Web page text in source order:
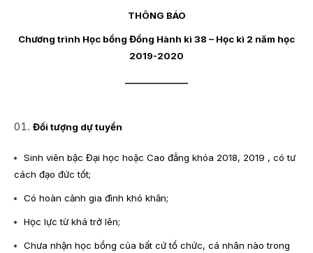
THÔNG BÁO
Chương trình Học bổng Đồng Hành kì 38 – Học kì 2 năm học
2019-2020
Đối tượng dự tuyển
Sinh viên bậc Đại học hoặc Cao đẳng khóa 2018, 2019 , có tư
cách đạo đức tốt;
Có hoàn cảnh gia đình khó khăn;
Học lực từ khá trở lên;
Chưa nhận học bổng của bất cứ tổ chức, cá nhân nào trong